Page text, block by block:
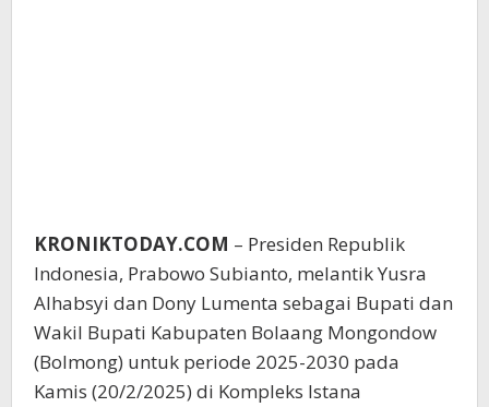
KRONIKTODAY.COM – Presiden Republik
Indonesia, Prabowo Subianto, melantik Yusra
Alhabsyi dan Dony Lumenta sebagai Bupati dan
Wakil Bupati Kabupaten Bolaang Mongondow
(Bolmong) untuk periode 2025-2030 pada
Kamis (20/2/2025) di Kompleks Istana